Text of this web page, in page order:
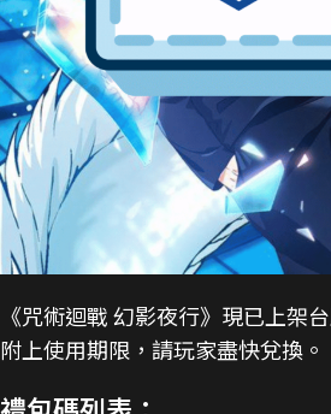
《咒術迴戰 幻影夜行》現已上架
附上使用期限，請玩家盡快兌換。